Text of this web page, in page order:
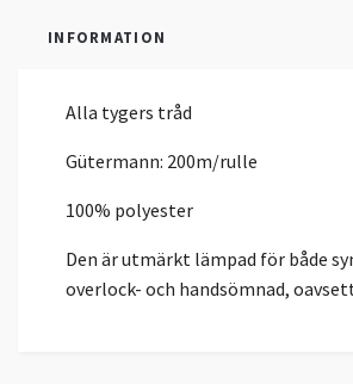
INFORMATION
Alla tygers tråd
Gütermann: 200m/rulle
100% polyester
Den är utmärkt lämpad för både
overlock- och handsömnad,